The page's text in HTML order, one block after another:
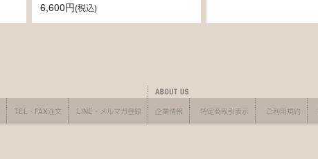
6,600円(税込)
TEL・FAX注文 LINE・メルマガ登録 企業情報 特定商取引表示 ご利用規約